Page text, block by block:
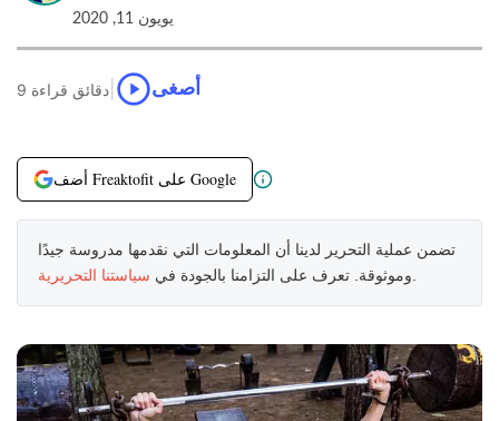
يويون 11, 2020
9 دقائق قراءة أصغى
أضف Freaktofit على Google
تضمن عملية التحرير لدينا أن المعلومات التي نقدمها مدروسة جيدًا
وموثوقة. تعرف على التزامنا بالجودة في سياستنا التحريرية